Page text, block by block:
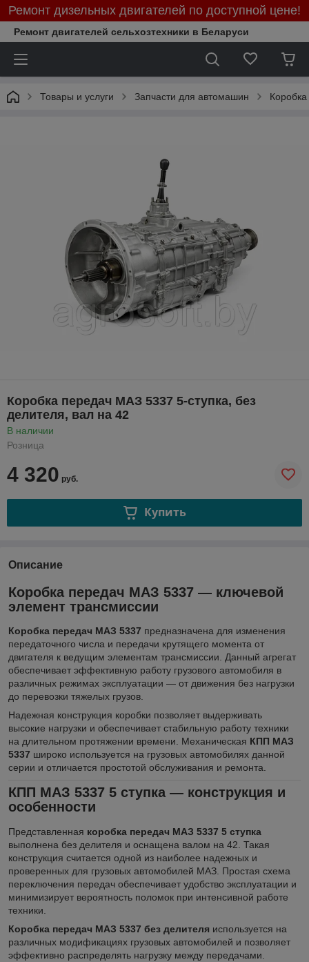
Ремонт дизельных двигателей по доступной цене!
Ремонт двигателей сельхозтехники в Беларуси
Товары и услуги Запчасти для автомашин
Коробка передач МАЗ 5337 5-ступка, без
делителя, вал на 42
В наличии
Розница
4 320 руб.
Купить
Описание
Коробка передач МАЗ 5337 — ключевой
элемент трансмиссии
Коробка передач МАЗ 5337 предназначена для изменения
передаточного числа и передачи крутящего момента от
двигателя к ведущим элементам трансмиссии. Данный агрегат
обеспечивает эффективную работу грузового автомобиля в
различных режимах эксплуатации — от движения без нагрузки
до перевозки тяжелых грузов.
Надежная конструкция коробки позволяет выдерживать
высокие нагрузки и обеспечивает стабильную работу техники
на длительном протяжении времени. Механическая КПП МАЗ
5337 широко используется на грузовых автомобилях данной
серии и отличается простотой обслуживания и ремонта.
КПП МАЗ 5337 5 ступка — конструкция и
особенности
Представленная коробка передач МАЗ 5337 5 ступка
выполнена без делителя и оснащена валом на 42. Такая
конструкция считается одной из наиболее надежных и
проверенных для грузовых автомобилей МАЗ. Простая схема
переключения передач обеспечивает удобство эксплуатации и
минимизирует вероятность поломок при интенсивной работе
техники.
Коробка передач МАЗ 5337 без делителя используется на
различных модификациях грузовых автомобилей и позволяет
эффективно распределять нагрузку между передачами.